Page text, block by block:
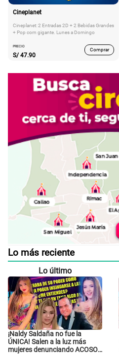
Cineplanet
Cineplanet: 2 Entradas 2D + 2 Bebidas Grandes
+ Pop corn gigante. Lunes a Domingo
PRECIO
S/ 47.90
Comprar
Lo más reciente
Lo último
¡Naldy Saldaña no fue la
ÚNICA! Salen a la luz más
mujeres denunciando ACOSO